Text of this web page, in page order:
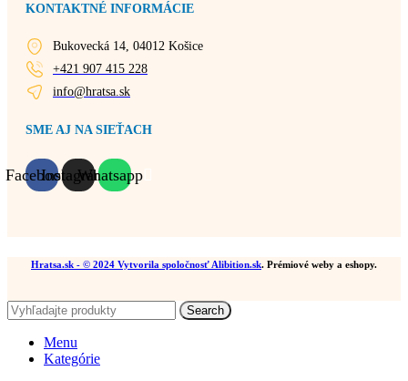
KONTAKTNÉ INFORMÁCIE
Bukovecká 14, 04012 Košice
+421 907 415 228
info@hratsa.sk
SME AJ NA SIEŤACH
FacebookInstagramWhatsapp
Hratsa.sk - © 2024 Vytvorila spoločnosť Alibition.sk. Prémiové weby a eshopy.
Search
Menu
Kategórie